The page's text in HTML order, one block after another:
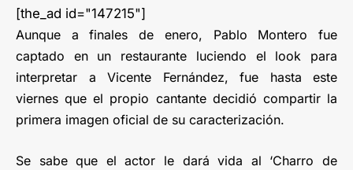
[the_ad id="147215"]
Aunque a finales de enero, Pablo Montero fue
captado en un restaurante luciendo el look para
interpretar a Vicente Fernández, fue hasta este
viernes que el propio cantante decidió compartir la
primera imagen oficial de su caracterización.
Se sabe que el actor le dará vida al ‘Charro de